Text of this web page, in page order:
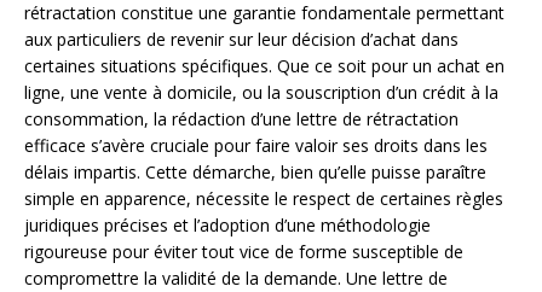
rétractation constitue une garantie fondamentale permettant
aux particuliers de revenir sur leur décision d’achat dans
certaines situations spécifiques. Que ce soit pour un achat en
ligne, une vente à domicile, ou la souscription d’un crédit à la
consommation, la rédaction d’une lettre de rétractation
efficace s’avère cruciale pour faire valoir ses droits dans les
délais impartis. Cette démarche, bien qu’elle puisse paraître
simple en apparence, nécessite le respect de certaines règles
juridiques précises et l’adoption d’une méthodologie
rigoureuse pour éviter tout vice de forme susceptible de
compromettre la validité de la demande. Une lettre de